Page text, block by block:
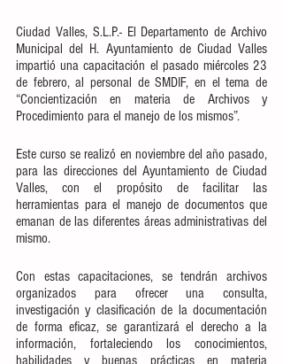
Ciudad Valles, S.L.P.- El Departamento de Archivo
Municipal del H. Ayuntamiento de Ciudad Valles
impartió una capacitación el pasado miércoles 23
de febrero, al personal de SMDIF, en el tema de
“Concientización en materia de Archivos y
Procedimiento para el manejo de los mismos”.
Este curso se realizó en noviembre del año pasado,
para las direcciones del Ayuntamiento de Ciudad
Valles, con el propósito de facilitar las
herramientas para el manejo de documentos que
emanan de las diferentes áreas administrativas del
mismo.
Con estas capacitaciones, se tendrán archivos
organizados para ofrecer una consulta,
investigación y clasificación de la documentación
de forma eficaz, se garantizará el derecho a la
información, fortaleciendo los conocimientos,
habilidades y buenas prácticas en materia